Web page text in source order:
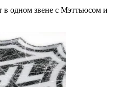
в одном звене с Мэттьюсом и